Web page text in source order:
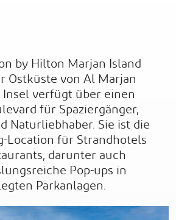
by Hilton Marjan Island
Ostküste von Al Marjan
Insel verfügt über einen
für Spaziergänger,
Naturliebhaber. Sie ist die
Location für Strandhotels
darunter auch
Pop-ups in
Parkanlagen.